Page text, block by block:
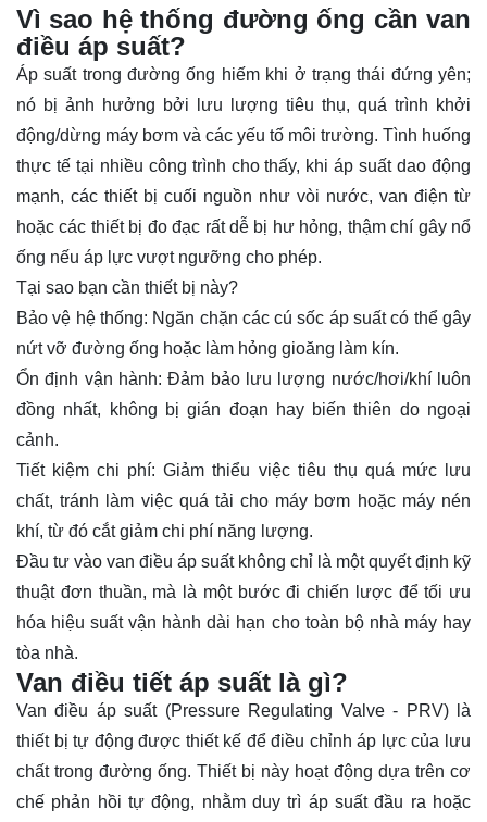
Vì sao hệ thống đường ống cần van
điều áp suất?
Áp suất trong đường ống hiếm khi ở trạng thái đứng yên;
nó bị ảnh hưởng bởi lưu lượng tiêu thụ, quá trình khởi
động/dừng máy bơm và các yếu tố môi trường. Tình huống
thực tế tại nhiều công trình cho thấy, khi áp suất dao động
mạnh, các thiết bị cuối nguồn như vòi nước, van điện từ
hoặc các thiết bị đo đạc rất dễ bị hư hỏng, thậm chí gây nổ
ống nếu áp lực vượt ngưỡng cho phép.
Tại sao bạn cần thiết bị này?
Bảo vệ hệ thống: Ngăn chặn các cú sốc áp suất có thể gây
nứt vỡ đường ống hoặc làm hỏng gioăng làm kín.
Ổn định vận hành: Đảm bảo lưu lượng nước/hơi/khí luôn
đồng nhất, không bị gián đoạn hay biến thiên do ngoại
cảnh.
Tiết kiệm chi phí: Giảm thiểu việc tiêu thụ quá mức lưu
chất, tránh làm việc quá tải cho máy bơm hoặc máy nén
khí, từ đó cắt giảm chi phí năng lượng.
Đầu tư vào van điều áp suất không chỉ là một quyết định kỹ
thuật đơn thuần, mà là một bước đi chiến lược để tối ưu
hóa hiệu suất vận hành dài hạn cho toàn bộ nhà máy hay
tòa nhà.
Van điều tiết áp suất là gì?
Van điều áp suất (Pressure Regulating Valve - PRV) là
thiết bị tự động được thiết kế để điều chỉnh áp lực của lưu
chất trong đường ống. Thiết bị này hoạt động dựa trên cơ
chế phản hồi tự động, nhằm duy trì áp suất đầu ra hoặc